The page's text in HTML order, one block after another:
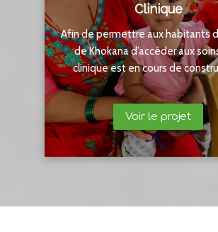
Clinique
Afin de permettre aux habitants
de Khokana d’accéder aux
clinique est en cours de
Voir le projet